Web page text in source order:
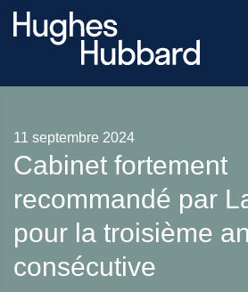
11 septembre 2024
Cabinet fortement
recommandé par
pour la troisième
consécutive